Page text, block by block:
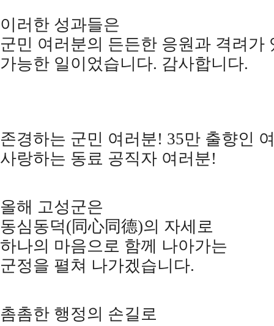
이러한 성과들은
군민 여러분의 든든한 응원과 격려가
가능한 일이었습니다. 감사합니다.
존경하는 군민 여러분! 35만 출향인
사랑하는 동료 공직자 여러분!
올해 고성군은
동심동덕(同心同德)의 자세로
하나의 마음으로 함께 나아가는
군정을 펼쳐 나가겠습니다.
촘촘한 행정의 손길로